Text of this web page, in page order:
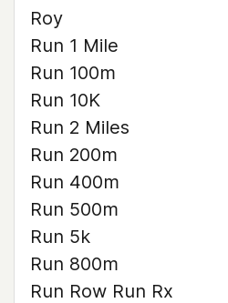
Roy
Run 1 Mile
Run 100m
Run 10K
Run 2 Miles
Run 200m
Run 400m
Run 500m
Run 5k
Run 800m
Run Row Run Rx